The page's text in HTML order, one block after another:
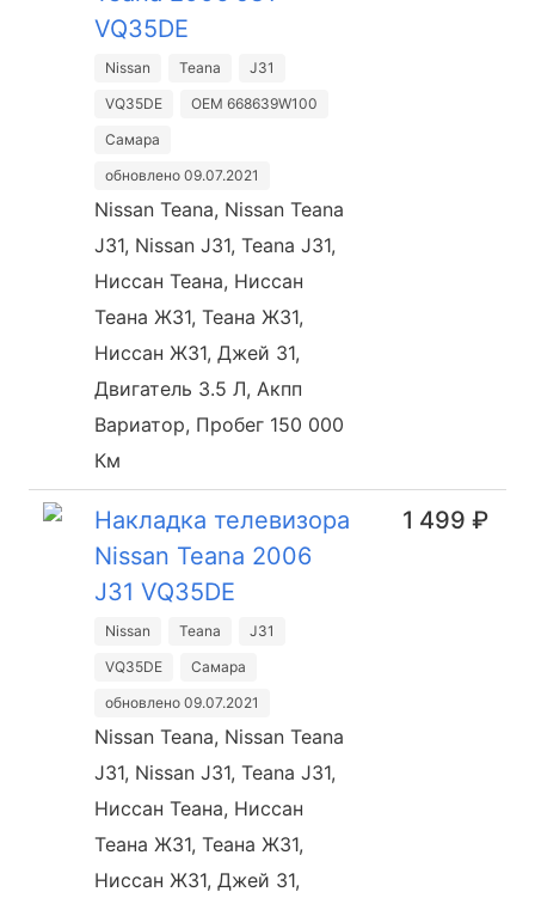
VQ35DE
Nissan Teana
J31
VQ35DE
OEM 668639W100
Самара
обновлено 09.07.2021
Nissan Teana, Nissan Teana
J31, Nissan J31, Teana J31,
Ниссан Теана, Ниссан
Теана Ж31, Теана Ж31,
Ниссан Ж31, Джей 31,
Двигатель 3.5 Л, Акпп
Вариатор, Пробег 150 000
Км
Накладка телевизора
Nissan Teana 2006
J31 VQ35DE
Nissan Teana
J31
VQ35DE
Самара
обновлено 09.07.2021
Nissan Teana, Nissan Teana
J31, Nissan J31, Teana J31,
Ниссан Теана, Ниссан
Теана Ж31, Теана Ж31,
Ниссан Ж31, Джей 31,
1 499 ₽